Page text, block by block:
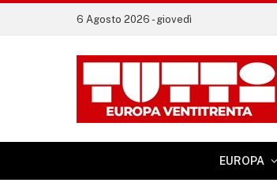
6 Agosto 2026 - giovedì
EUROPA